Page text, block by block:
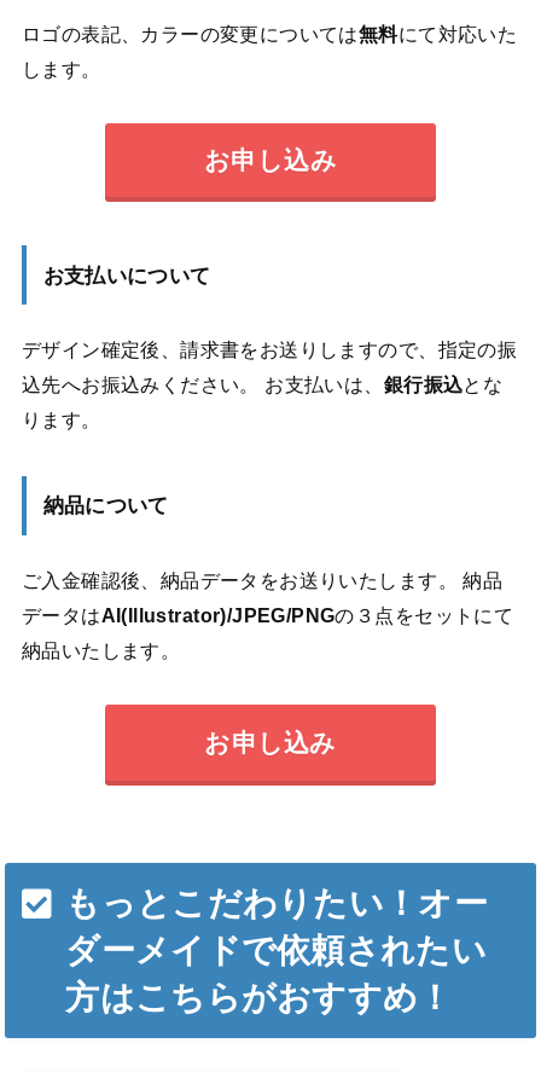
ロゴの表記、カラーの変更については無料にて対応いた
します。
お申し込み
お支払いについて
デザイン確定後、請求書をお送りしますので、指定の振
込先へお振込みください。 お支払いは、 銀行振込とな
ります。
納品について
ご入金確認後、納品データをお送りいたします。 納品
データはAI(Illustrator)/JPEG/PNGの３点をセットにて
納品いたします。
お申し込み
もっとこだわりたい！オー
ダーメイドで依頼されたい
方はこちらがおすすめ！